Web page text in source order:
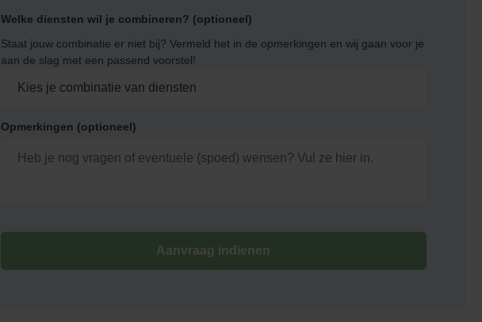
Welke diensten wil je combineren? (optioneel)
Staat jouw combinatie er niet bij? Vermeld het in de opmerkingen en wij gaan voor je
aan de slag met een passend voorstel!
Opmerkingen (optioneel)
Aanvraag indienen